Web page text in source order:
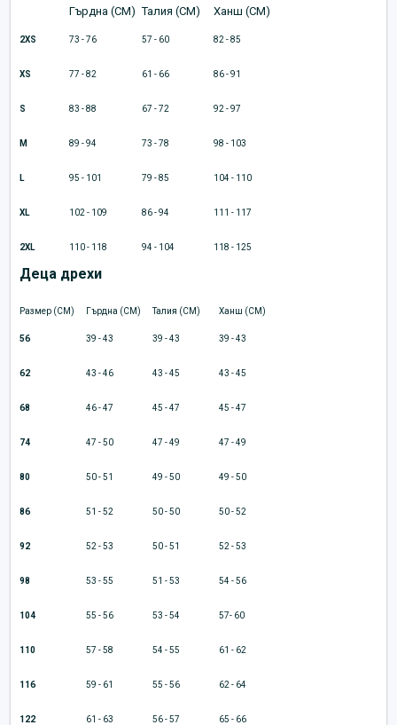
Гърдна (CM) Талия (CM) Ханш (CM)
2XS 73 - 76 57 - 60 82 - 85
XS 77 - 82 61 - 66 86 - 91
S 83 - 88 67 - 72 92 - 97
M 89 - 94 73 - 78 98 - 103
L 95 - 101 79 - 85 104 - 110
XL 102 - 109 86 - 94 111 - 117
2XL 110 - 118 94 - 104 118 - 125
Деца дрехи
Размер (CM) Гърдна (CM) Талия (CM) Ханш (CM)
56 39 - 43 39 - 43 39 - 43
62 43 - 46 43 - 45 43 - 45
68 46 - 47 45 - 47 45 - 47
74 47 - 50 47 - 49 47 - 49
80 50 - 51 49 - 50 49 - 50
86 51 - 52 50 - 50 50 - 52
92 52 - 53 50 - 51 52 - 53
98 53 - 55 51 - 53 54 - 56
104 55 - 56 53 - 54 57- 60
110 57 - 58 54 - 55 61 - 62
116 59 - 61 55 - 56 62 - 64
122 61 - 63 56 - 57 65 - 66